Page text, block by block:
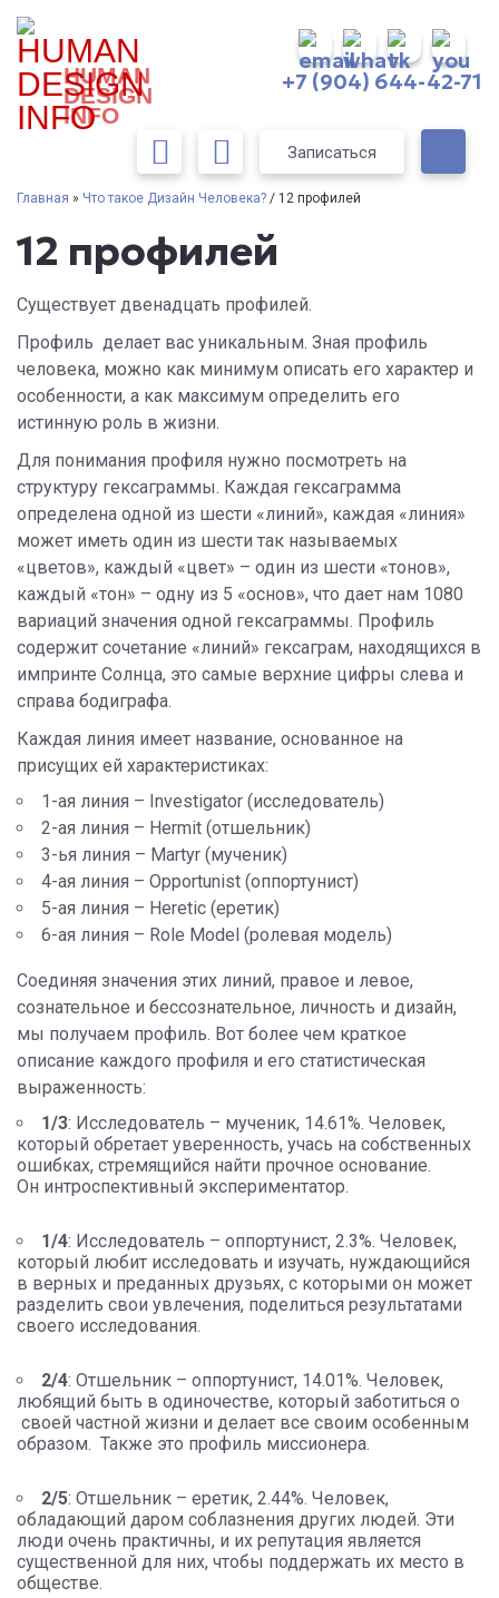
HUMAN
DESIGN
INFO
+7 (904) 644-42-71
Записаться
Главная » Что такое Дизайн Человека? / 12 профилей
12 профилей
Существует двенадцать профилей.
Профиль делает вас уникальным. Зная профиль
человека, можно как минимум описать его характер и
особенности, а как максимум определить его
истинную роль в жизни.
Для понимания профиля нужно посмотреть на
структуру гексаграммы. Каждая гексаграмма
определена одной из шести «линий», каждая «линия»
может иметь один из шести так называемых
«цветов», каждый «цвет» – один из шести «тонов»,
каждый «тон» – одну из 5 «основ», что дает нам 1080
вариаций значения одной гексаграммы. Профиль
содержит сочетание «линий» гексаграм, находящихся в
импринте Солнца, это самые верхние цифры слева и
справа бодиграфа.
Каждая линия имеет название, основанное на
присущих ей характеристиках:
1-ая линия – Investigator (исследователь)
2-ая линия – Hermit (отшельник)
3-ья линия – Martyr (мученик)
4-ая линия – Opportunist (оппортунист)
5-ая линия – Heretic (еретик)
6-ая линия – Role Model (ролевая модель)
Соединяя значения этих линий, правое и левое,
сознательное и бессознательное, личность и дизайн,
мы получаем профиль. Вот более чем краткое
описание каждого профиля и его статистическая
выраженность:
1/3: Исследователь – мученик, 14.61%. Человек,
который обретает уверенность, учась на собственных
ошибках, стремящийся найти прочное основание.
Он интроспективный экспериментатор.
1/4: Исследователь – оппортунист, 2.3%. Человек,
который любит исследовать и изучать, нуждающийся
в верных и преданных друзьях, с которыми он может
разделить свои увлечения, поделиться результатами
своего исследования.
2/4: Отшельник – оппортунист, 14.01%. Человек,
любящий быть в одиночестве, который заботиться о
своей частной жизни и делает все своим особенным
образом. Также это профиль миссионера.
2/5: Отшельник – еретик, 2.44%. Человек,
обладающий даром соблазнения других людей. Эти
люди очень практичны, и их репутация является
существенной для них, чтобы поддержать их место в
обществе.